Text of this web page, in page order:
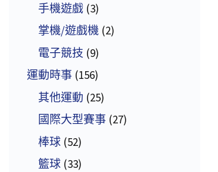
手機遊戲 (3)
掌機/遊戲機 (2)
電子競技 (9)
運動時事 (156)
其他運動 (25)
國際大型賽事 (27)
棒球 (52)
籃球 (33)